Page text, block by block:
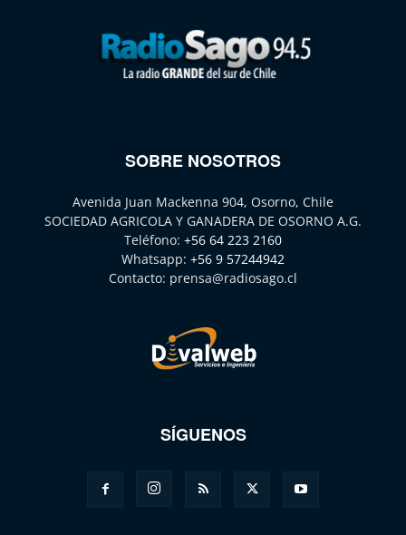
SOBRE NOSOTROS
Avenida Juan Mackenna 904, Osorno, Chile
SOCIEDAD AGRICOLA Y GANADERA DE OSORNO A.G.
Teléfono: +56 64 223 2160
Whatsapp: +56 9 57244942
Contacto: prensa@radiosago.cl
SÍGUENOS